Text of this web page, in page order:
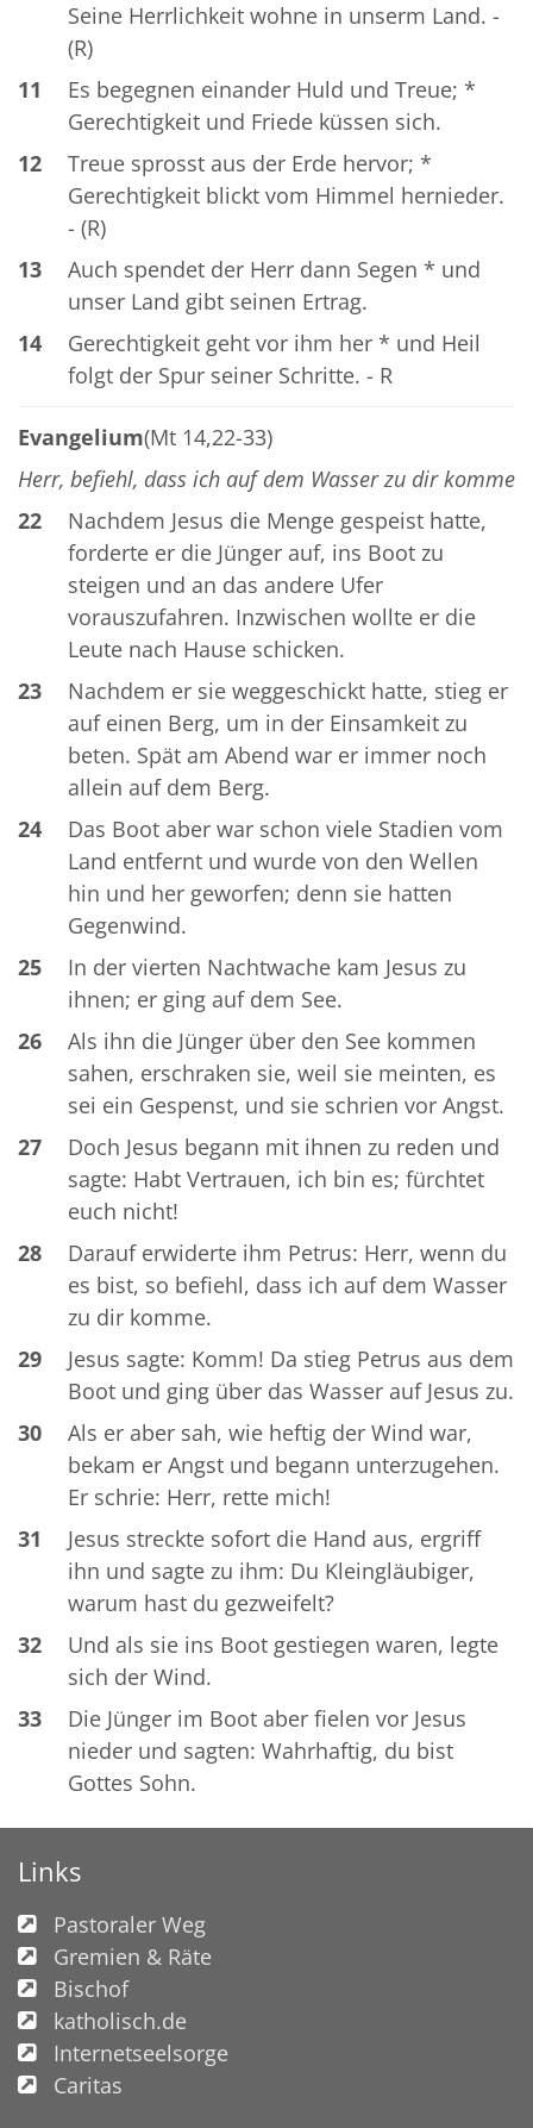
Seine Herrlichkeit wohne in unserm Land. -
(R)
11
Es begegnen einander Huld und Treue; *
Gerechtigkeit und Friede küssen sich.
12
Treue sprosst aus der Erde hervor; *
Gerechtigkeit blickt vom Himmel hernieder.
- (R)
13
Auch spendet der Herr dann Segen * und
unser Land gibt seinen Ertrag.
14
Gerechtigkeit geht vor ihm her * und Heil
folgt der Spur seiner Schritte. - R
Evangelium(Mt 14,22-33)
Herr, befiehl, dass ich auf dem Wasser zu dir komme
22
Nachdem Jesus die Menge gespeist hatte,
forderte er die Jünger auf, ins Boot zu
steigen und an das andere Ufer
vorauszufahren. Inzwischen wollte er die
Leute nach Hause schicken.
23
Nachdem er sie weggeschickt hatte, stieg er
auf einen Berg, um in der Einsamkeit zu
beten. Spät am Abend war er immer noch
allein auf dem Berg.
24
Das Boot aber war schon viele Stadien vom
Land entfernt und wurde von den Wellen
hin und her geworfen; denn sie hatten
Gegenwind.
25
In der vierten Nachtwache kam Jesus zu
ihnen; er ging auf dem See.
26
Als ihn die Jünger über den See kommen
sahen, erschraken sie, weil sie meinten, es
sei ein Gespenst, und sie schrien vor Angst.
27
Doch Jesus begann mit ihnen zu reden und
sagte: Habt Vertrauen, ich bin es; fürchtet
euch nicht!
28
Darauf erwiderte ihm Petrus: Herr, wenn du
es bist, so befiehl, dass ich auf dem Wasser
zu dir komme.
29
Jesus sagte: Komm! Da stieg Petrus aus dem
Boot und ging über das Wasser auf Jesus zu.
30
Als er aber sah, wie heftig der Wind war,
bekam er Angst und begann unterzugehen.
Er schrie: Herr, rette mich!
31
Jesus streckte sofort die Hand aus, ergriff
ihn und sagte zu ihm: Du Kleingläubiger,
warum hast du gezweifelt?
32
Und als sie ins Boot gestiegen waren, legte
sich der Wind.
33
Die Jünger im Boot aber fielen vor Jesus
nieder und sagten: Wahrhaftig, du bist
Gottes Sohn.
Links
Pastoraler Weg
Gremien & Räte
Bischof
katholisch.de
Internetseelsorge
Caritas